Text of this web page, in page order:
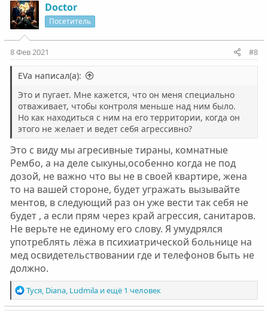
Doctor
Посетитель
8 Фев 2021 #8
EVa написал(а):
Это и пугает. Мне кажется, что он меня специально
отваживает, чтобы контроля меньше над ним было.
Но как находиться с ним на его территории, когда он
этого не желает и ведет себя агрессивно?
Это с виду мы агресивные тираны, комнатные
Рембо, а на деле сыкуны,особенно когда не под
дозой, не важно что вы не в своей квартире, жена
то на вашей стороне, будет угражать вызывайте
ментов, в следующий раз он уже вести так себя не
будет , а если прям через край агрессия, санитаров.
Не верьте не единому его слову. Я умудрялся
употреблять лëжа в психиатрической больнице на
мед освидетельствовании где и телефонов быть не
должно.
Р
е
Туся, Diana, Ludmilaи ещё 1 человек